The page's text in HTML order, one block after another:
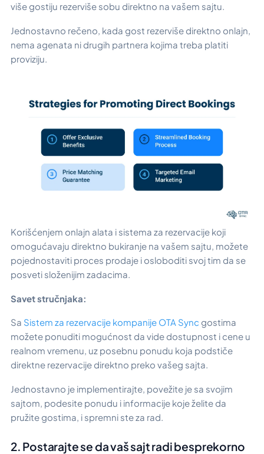
više gostiju rezerviše sobu direktno na vašem sajtu.
Jednostavno rečeno, kada gost rezerviše direktno onlajn,
nema agenata ni drugih partnera kojima treba platiti
proviziju.
Korišćenjem onlajn alata i sistema za rezervacije koji
omogućavaju direktno bukiranje na vašem sajtu, možete
pojednostaviti proces prodaje i osloboditi svoj tim da se
posveti složenijim zadacima.
Savet stručnjaka:
Sa Sistem za rezervacije kompanije OTA Sync gostima
možete ponuditi mogućnost da vide dostupnost i cene u
realnom vremenu, uz posebnu ponudu koja podstiče
direktne rezervacije direktno preko vašeg sajta.
Jednostavno je implementirajte, povežite je sa svojim
sajtom, podesite ponudu i informacije koje želite da
pružite gostima, i spremni ste za rad.
2. Postarajte se da vaš sajt radi besprekorno